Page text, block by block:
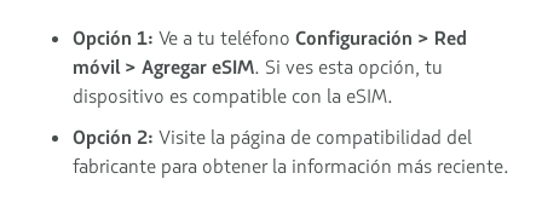
Opción 1: Ve a tu teléfono Configuración > Red
móvil > Agregar eSIM. Si ves esta opción, tu
dispositivo es compatible con la eSIM.
Opción 2: Visite la página de compatibilidad del
fabricante para obtener la información más reciente.